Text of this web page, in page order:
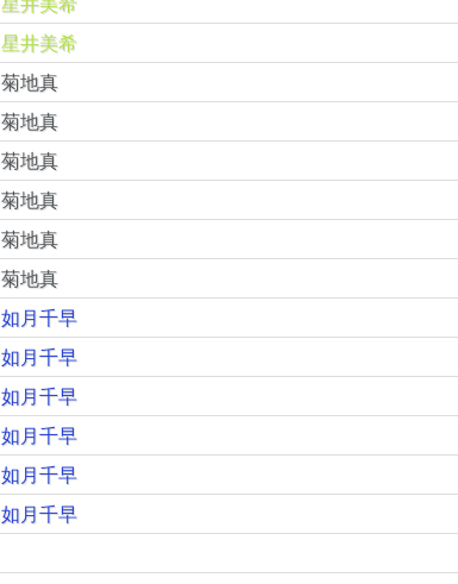
星井美希
菊地真
菊地真
菊地真
菊地真
菊地真
菊地真
如月千早
如月千早
如月千早
如月千早
如月千早
如月千早